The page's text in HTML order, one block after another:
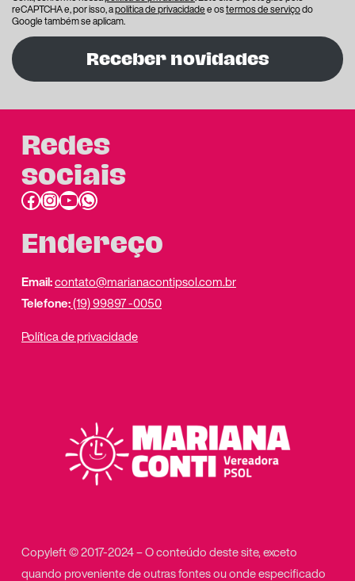
reCAPTCHA e, por isso, apolítica de privacidadee ostermos de serviçodo
Google também se aplicam.
Receber novidades
Redes
sociais
Facebook InstagramYoutube link do whatsapp
Endereço
Email:contato@marianacontipsol.com.br
Telefone:(19) 99897 -0050
Política de privacidade
Copyleft © 2017-2024 – O conteúdo deste site, exceto
quando proveniente de outras fontes ou onde especificado